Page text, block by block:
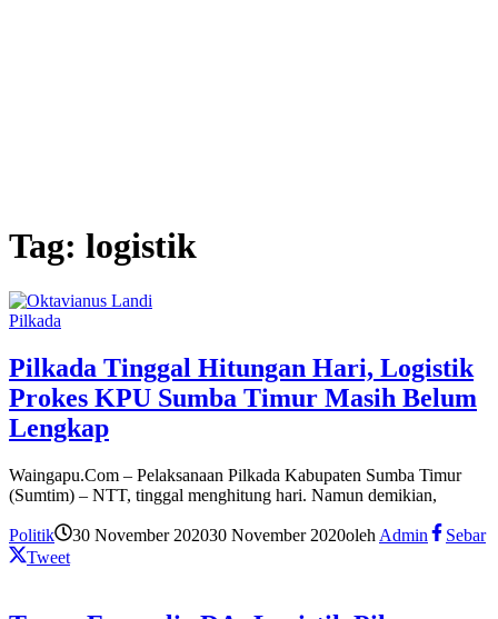
Tag: logistik
Pilkada
Pilkada Tinggal Hitungan Hari, Logistik
Prokes KPU Sumba Timur Masih Belum
Lengkap
Waingapu.Com – Pelaksanaan Pilkada Kabupaten Sumba Timur
(Sumtim) – NTT, tinggal menghitung hari. Namun demikian,
Politik 30 November 202030 November 2020oleh Admin
Sebar
Tweet